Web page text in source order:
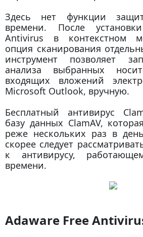
Здесь нет функции
времени. После
Antivirus в контекстном
опция сканирования
инструмент позволяет
анализа выбранных
входящих вложений
Microsoft Outlook, вручную.
Бесплатный антивирус
базу данных ClamAV,
реже нескольких раз в
скорее следует
к антивирусу,
времени.
Adaware Free